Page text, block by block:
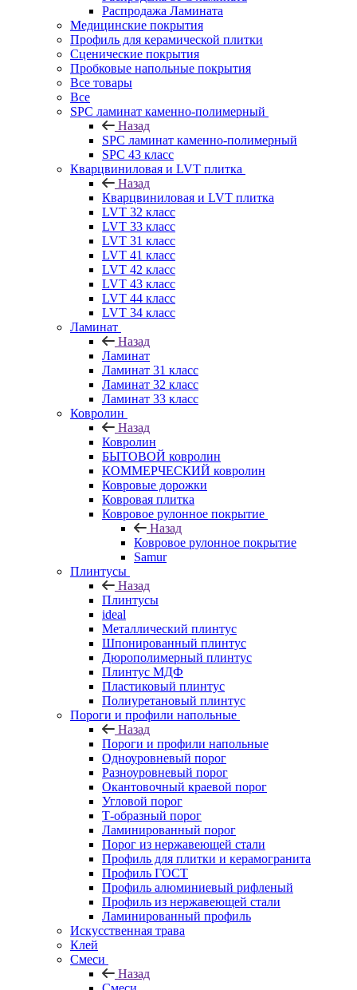
Распродажа Ламината
Медицинские покрытия
Профиль для керамической плитки
Сценические покрытия
Пробковые напольные покрытия
Все товары
Все
SPC ламинат каменно-полимерный
Назад
SPC ламинат каменно-полимерный
SPC 43 класс
Кварцвиниловая и LVT плитка
Назад
Кварцвиниловая и LVT плитка
LVT 32 класс
LVT 33 класс
LVT 31 класс
LVT 41 класс
LVT 42 класс
LVT 43 класс
LVT 44 класс
LVT 34 класс
Ламинат
Назад
Ламинат
Ламинат 31 класс
Ламинат 32 класс
Ламинат 33 класс
Ковролин
Назад
Ковролин
БЫТОВОЙ ковролин
КОММЕРЧЕСКИЙ ковролин
Ковровые дорожки
Ковровая плитка
Ковровое рулонное покрытие
Назад
Ковровое рулонное покрытие
Samur
Плинтусы
Назад
Плинтусы
ideal
Металлический плинтус
Шпонированный плинтус
Дюрополимерный плинтус
Плинтус МДФ
Пластиковый плинтус
Полиуретановый плинтус
Пороги и профили напольные
Назад
Пороги и профили напольные
Одноуровневый порог
Разноуровневый порог
Окантовочный краевой порог
Угловой порог
Т-образный порог
Ламинированный порог
Порог из нержавеющей стали
Профиль для плитки и керамогранита
Профиль ГОСТ
Профиль алюминиевый рифленый
Профиль из нержавеющей стали
Ламинированный профиль
Искусственная трава
Клей
Смеси
Назад